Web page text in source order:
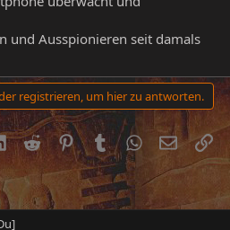
und Ausspionieren seit damals
registrieren, um hier zu antworten.
LinkedInRedditPinterestTumblr WhatsApp
E-Mail